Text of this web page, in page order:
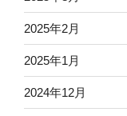
2025年2月
2025年1月
2024年12月